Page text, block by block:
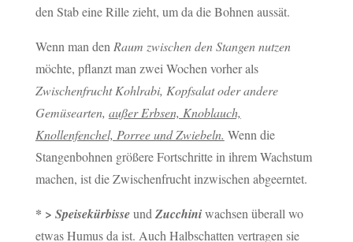
den Stab eine Rille zieht, um da die Bohnen aussät.
Wenn man den Raum zwischen den Stangen nutzen
möchte, pflanzt man zwei Wochen vorher als
Zwischenfrucht Kohlrabi, Kopfsalat oder andere
Gemüsearten, außer Erbsen, Knoblauch,
Knollenfenchel, Porree und Zwiebeln. Wenn die
Stangenbohnen größere Fortschritte in ihrem Wachstum
machen, ist die Zwischenfrucht inzwischen abgeerntet.
* > Speisekürbisseund Zucchiniwachsen überall wo
etwas Humus da ist. Auch Halbschatten vertragen sie